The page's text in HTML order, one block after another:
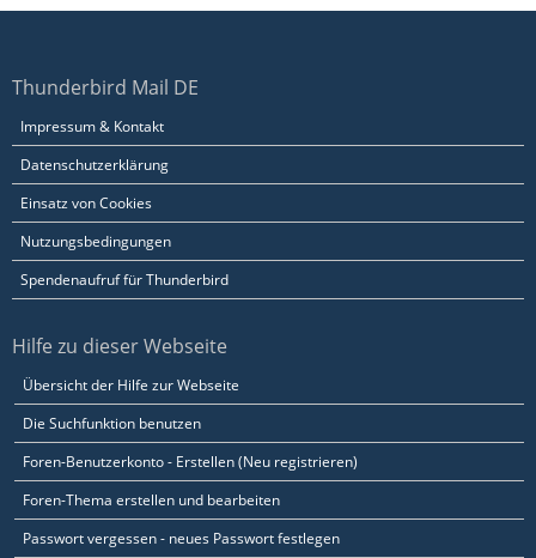
Thunderbird Mail DE
Impressum & Kontakt
Datenschutzerklärung
Einsatz von Cookies
Nutzungsbedingungen
Spendenaufruf für Thunderbird
Hilfe zu dieser Webseite
Übersicht der Hilfe zur Webseite
Die Suchfunktion benutzen
Foren-Benutzerkonto - Erstellen (Neu registrieren)
Foren-Thema erstellen und bearbeiten
Passwort vergessen - neues Passwort festlegen